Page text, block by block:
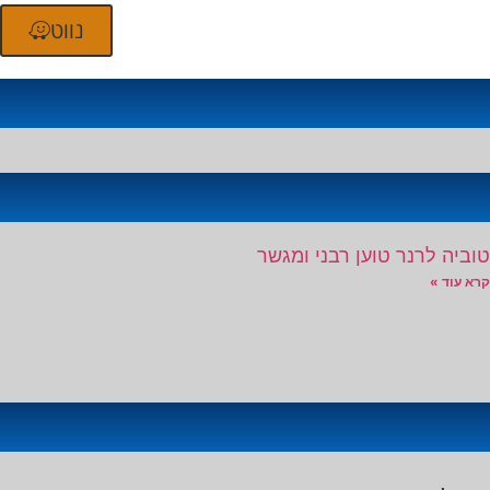
נווט
טוביה לרנר טוען רבני ומגשר
קרא עוד »